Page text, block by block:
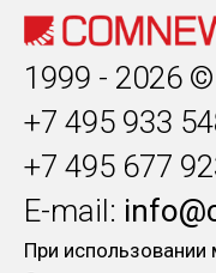
1999 - 2026
+7 495 933
+7 495 677
E-mail:
При использовании